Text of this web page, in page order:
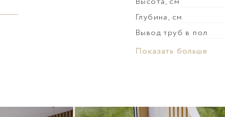
Глубина, см
Вывод труб в пол
Материал раковины
Показать больше